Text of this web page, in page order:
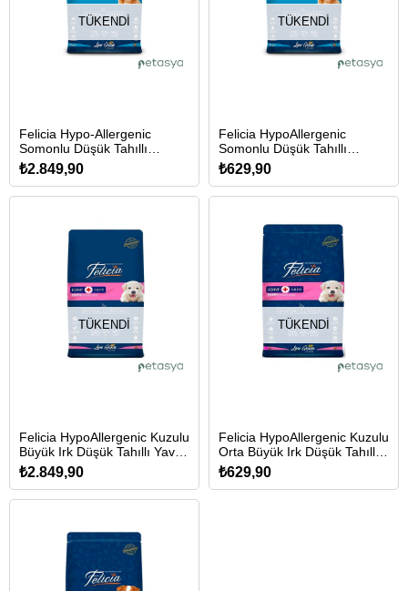
TÜKENDI
Felicia Hypo-Allergenic
Somonlu Düşük Tahıllı
Yetişkin Köpek Maması 15kg
₺2.849,90
TÜKENDI
Felicia HypoAllergenic
Somonlu Düşük Tahıllı
Yetişkin Köpek Maması 3kg
₺629,90
TÜKENDI
Felicia HypoAllergenic Kuzulu
Büyük Irk Düşük Tahıllı Yavru
Köpek Maması 15kg
₺2.849,90
TÜKENDI
Felicia HypoAllergenic Kuzulu
Orta Büyük Irk Düşük Tahıllı
Yavru Köpek Maması 3kg
₺629,90